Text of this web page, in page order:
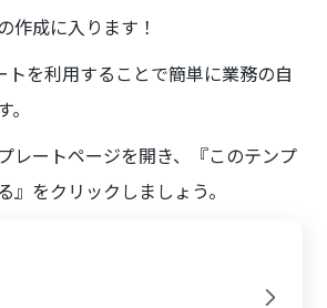
作成に入ります！
を利用することで簡単に業務の自
レートページを開き、『このテンプ
』をクリックしましょう。